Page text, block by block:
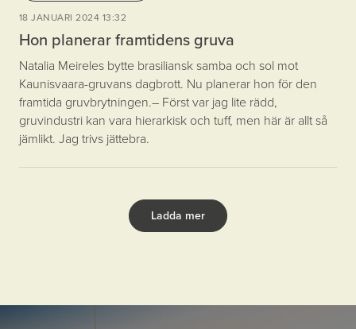
18 JANUARI 2024 13:32
Hon planerar framtidens gruva
Natalia Meireles bytte brasiliansk samba och sol mot
Kaunisvaara-gruvans dagbrott. Nu planerar hon för den
framtida gruvbrytningen. – Först var jag lite rädd,
gruvindustri kan vara hierarkisk och tuff, men här är allt så
jämlikt. Jag trivs jättebra.
Ladda mer